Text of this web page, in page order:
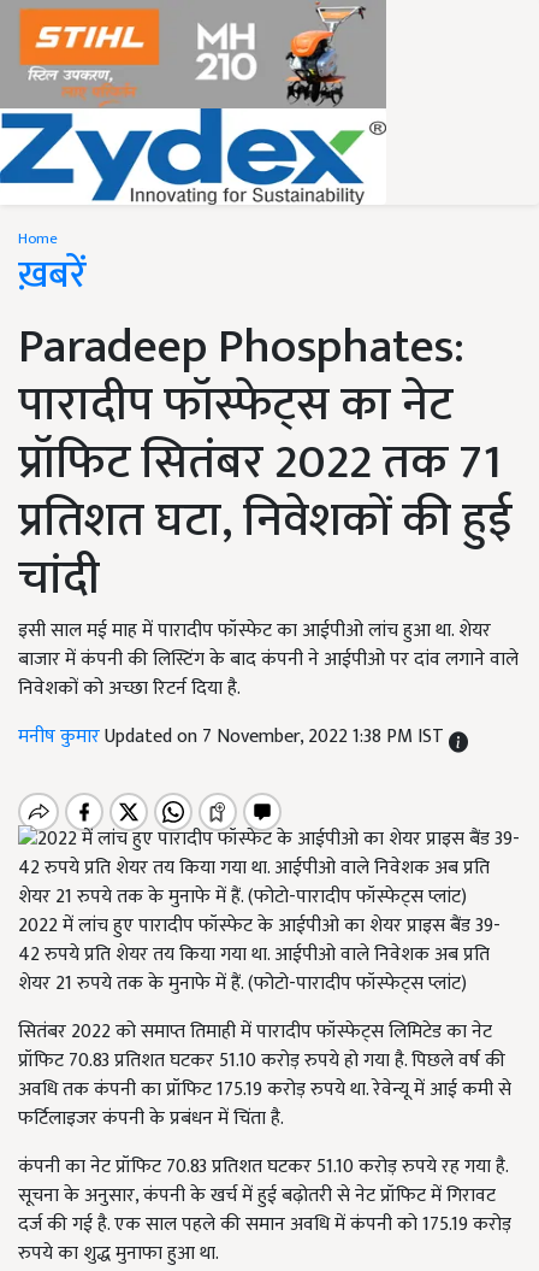
Home
ख़बरें
Paradeep Phosphates:
पारादीप फॉस्फेट्स का नेट
प्रॉफिट सितंबर 2022 तक 71
प्रतिशत घटा, निवेशकों की हुई
चांदी
इसी साल मई माह में पारादीप फॉस्फेट का आईपीओ लांच हुआ था. शेयर
बाजार में कंपनी की लिस्टिंग के बाद कंपनी ने आईपीओ पर दांव लगाने वाले
निवेशकों को अच्छा रिटर्न दिया है.
मनीष कुमारUpdated on 7 November, 2022 1:38 PM IST
2022 में लांच हुए पारादीप फॉस्फेट के आईपीओ का शेयर प्राइस बैंड 39-
42 रुपये प्रति शेयर तय किया गया था. आईपीओ वाले निवेशक अब प्रति
शेयर 21 रुपये तक के मुनाफे में हैं. (फोटो-पारादीप फॉस्फेट्स प्लांट)
सितंबर 2022 को समाप्त तिमाही में पारादीप फॉस्फेट्स लिमिटेड का नेट
प्रॉफिट 70.83 प्रतिशत घटकर 51.10 करोड़ रुपये हो गया है. पिछले वर्ष की
अवधि तक कंपनी का प्रॉफिट 175.19 करोड़ रुपये था. रेवेन्यू में आई कमी से
फर्टिलाइजर कंपनी के प्रबंधन में चिंता है.
कंपनी का नेट प्रॉफिट 70.83 प्रतिशत घटकर 51.10 करोड़ रुपये रह गया है.
सूचना के अनुसार, कंपनी के खर्च में हुई बढ़ोतरी से नेट प्रॉफिट में गिरावट
दर्ज की गई है. एक साल पहले की समान अवधि में कंपनी को 175.19 करोड़
रुपये का शुद्ध मुनाफा हुआ था.